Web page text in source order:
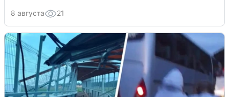
8 августа 21